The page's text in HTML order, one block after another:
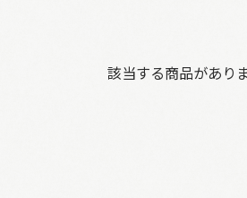
該当する商品があり